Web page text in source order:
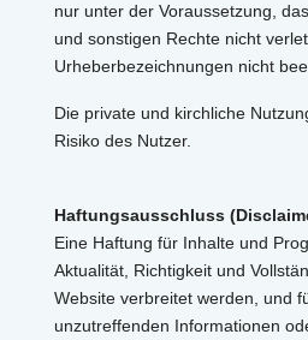
nur unter der Voraussetzung,
und sonstigen Rechte nicht
Urheberbezeichnungen nicht
Die private und kirchliche
Risiko des Nutzer.
Haftungsausschluss
Eine Haftung für Inhalte und
Aktualität, Richtigkeit und
Website verbreitet werden, und
unzutreffenden Informationen